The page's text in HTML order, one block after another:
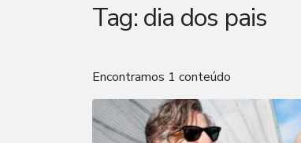
Tag: dia dos pais
Encontramos 1 conteúdo